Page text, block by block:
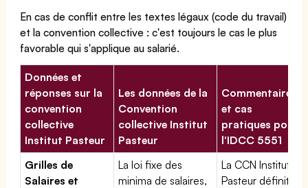
En cas de conflit entre les textes légaux (code du travail)
et la convention collective : c'est toujours le cas le plus
favorable qui s'applique au salarié.
Données et
réponses sur la
convention
collective
Institut Pasteur
Les données de la
Convention
collective Institut
Pasteur
Commentaires
et cas
pratiques pour
l'IDCC 5551
Grilles de
Salaires et
La loi fixe des
minima de salaires,
La CCN Institut
Pasteur définit